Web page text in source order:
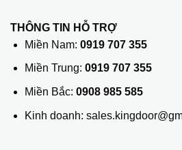
THÔNG TIN HỖ TRỢ
Miền Nam: 0919 707 355
Miền Trung: 0919 707 355
Miền Bắc: 0908 985 585
Kinh doanh: